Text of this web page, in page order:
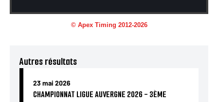
Autres résultats
23 mai 2026
CHAMPIONNAT LIGUE AUVERGNE 2026 - 3ÈME